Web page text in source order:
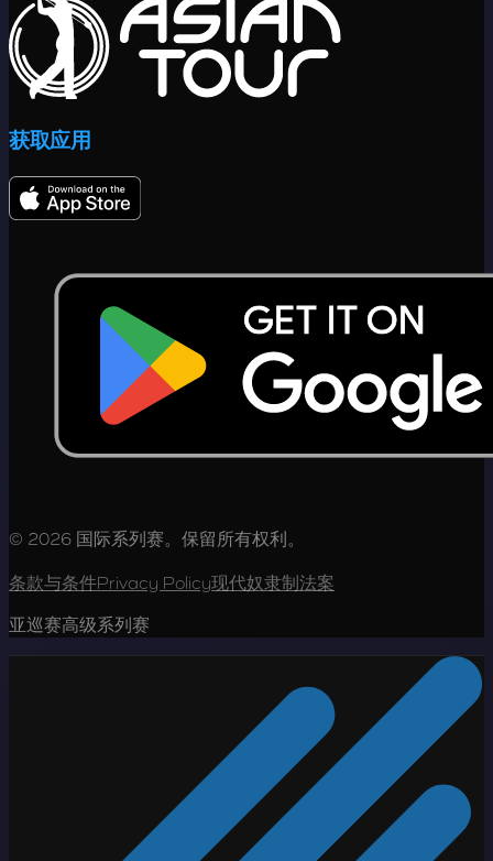
获取应用
© 2026 国际系列赛。保留所有权利。
条款与条件Privacy Policy现代奴隶制法案
亚巡赛高级系列赛